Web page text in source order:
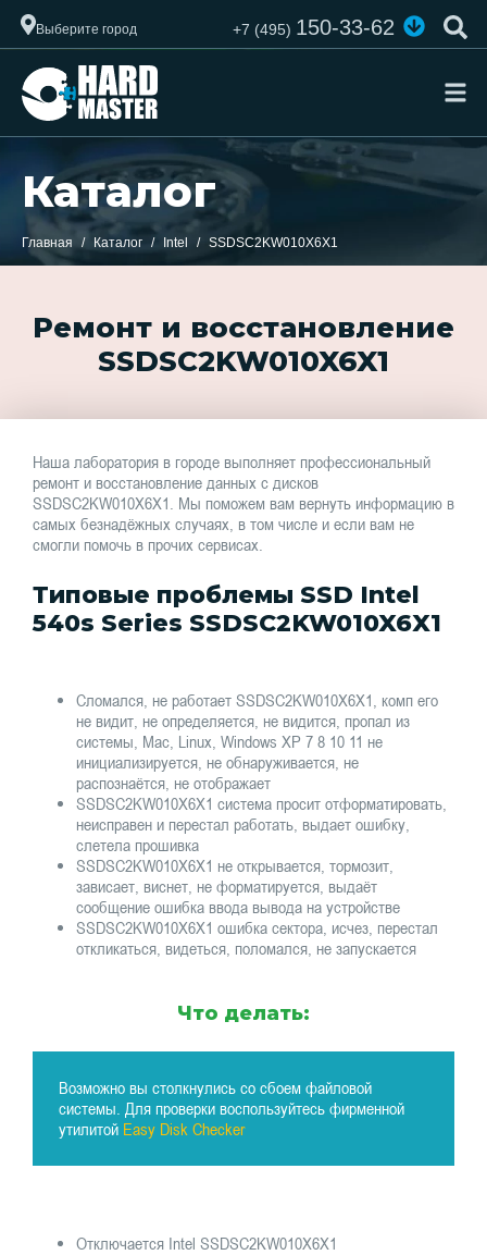
Выберите город +7 (495)150-33-62
Каталог
Главная Каталог Intel SSDSC2KW010X6X1
Ремонт и восстановление
SSDSC2KW010X6X1
Наша лаборатория в городе выполняет профессиональный
ремонт и восстановление данных с дисков
SSDSC2KW010X6X1. Мы поможем вам вернуть информацию в
самых безнадёжных случаях, в том числе и если вам не
смогли помочь в прочих сервисах.
Типовые проблемы SSD Intel
540s Series SSDSC2KW010X6X1
Сломался, не работает SSDSC2KW010X6X1, комп его
не видит, не определяется, не видится, пропал из
системы, Mac, Linux, Windows XP 7 8 10 11 не
инициализируется, не обнаруживается, не
распознаётся, не отображает
SSDSC2KW010X6X1 система просит отформатировать,
неисправен и перестал работать, выдает ошибку,
слетела прошивка
SSDSC2KW010X6X1 не открывается, тормозит,
зависает, виснет, не форматируется, выдаёт
сообщение ошибка ввода вывода на устройстве
SSDSC2KW010X6X1 ошибка сектора, исчез, перестал
откликаться, видеться, поломался, не запускается
Что делать:
Возможно вы столкнулись со сбоем файловой
системы. Для проверки воспользуйтесь фирменной
утилитой Easy Disk Checker
Отключается Intel SSDSC2KW010X6X1